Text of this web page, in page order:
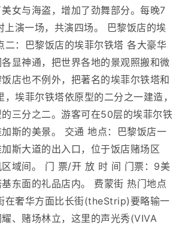
女与海盗，增加了劲舞部分。每晚7
上演一场，共演四场。 巴黎饭店的埃
二：巴黎饭店的埃菲尔铁塔 各大豪华
显神通，把世界各地的景观照搬和微
店也不例外，把著名的埃菲尔铁塔和
埃菲尔铁塔依原型的二分之一建造，
三分之二。游客可在50层的埃菲尔铁
斯的美景。 交通 地点：巴黎饭店一
斯大道的出入口，位于饭店赌场区
域间。 门 票/开 放 时 间 门票：9美
东面的礼品店内。 费蒙街 热门地点
在奢华方面比长街(theStrip)要略输一
、赌场林立，这里的声光秀(VIVA